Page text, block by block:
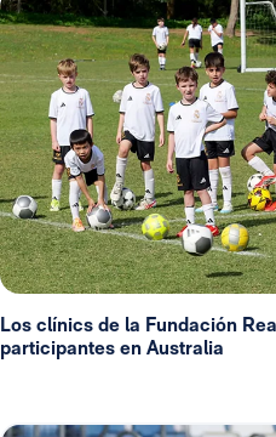
Los clínics de la Fundación
participantes en Australia